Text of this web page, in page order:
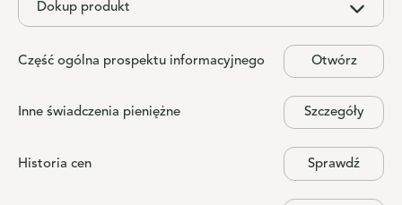
Dokup produkt
Część ogólna prospektu informacyjnego Otwórz
Inne świadczenia pieniężne Szczegóły
Historia cen Sprawdź